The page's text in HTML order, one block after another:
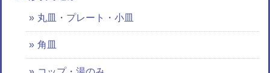
丸皿・プレート・小皿
角皿